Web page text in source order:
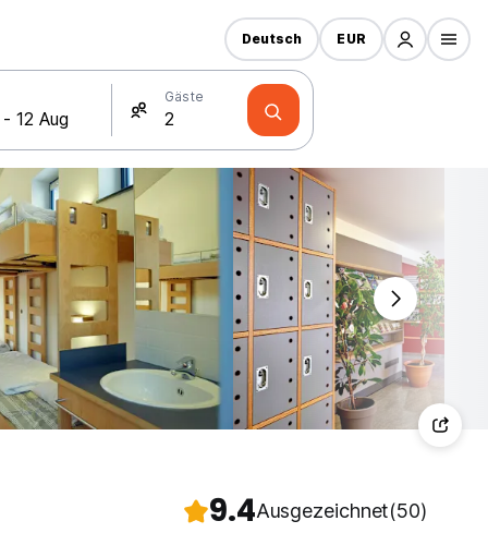
Gäste
Deutsch EUR
9.4Ausgezeichnet(50)